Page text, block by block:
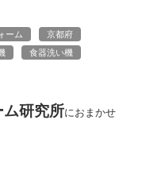
ーム
京都府
食器洗い機
ム研究所におまかせ